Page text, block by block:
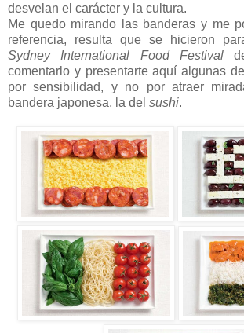
desvelan el carácter y la cultura.
Me quedo mirando las banderas y me
referencia, resulta que se hicieron
Sydney International Food Festival
comentarlo y presentarte aquí algunas
por sensibilidad, y no por atraer
bandera japonesa, la del sushi.